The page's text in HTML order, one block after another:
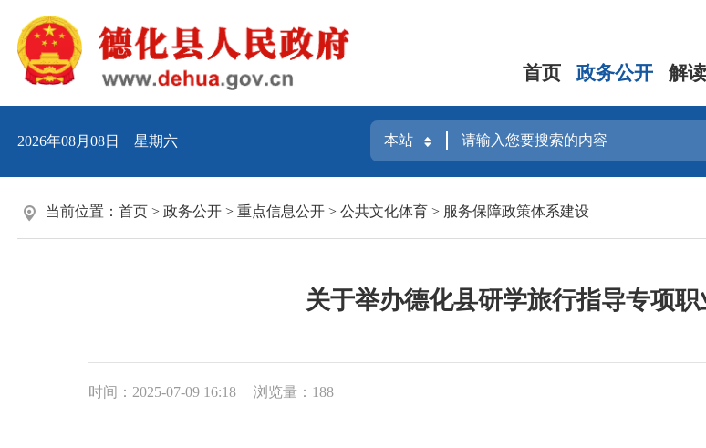
首页 政务公开 解
2026年08月08日 星期六
当前位置： 首页 > 政务公开 > 重点信息公开 > 公共文化体育 > 服务保障政策体系建设
关于举办德化县研学旅行指导专项
时间：2025-07-09 16:18 浏览量： 188